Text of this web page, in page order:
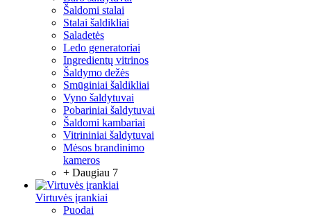
Šaldomi stalai
Stalai šaldikliai
Saladetės
Ledo generatoriai
Ingredientų vitrinos
Šaldymo dežės
Smūginiai šaldikliai
Vyno šaldytuvai
Pobariniai šaldytuvai
Šaldomi kambariai
Vitrininiai šaldytuvai
Mėsos brandinimo
kameros
+ Daugiau 7
Virtuvės įrankiai
Puodai